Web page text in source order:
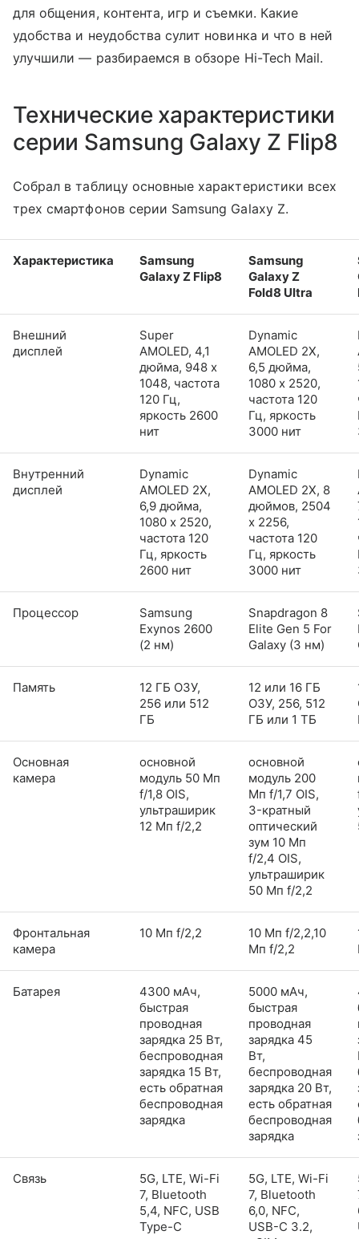
для общения, контента, игр и съемки. Какие
удобства и неудобства сулит новинка и что в ней
улучшили — разбираемся в обзоре Hi-Tech Mail.
Технические характеристики
серии Samsung Galaxy Z Flip8
Собрал в таблицу основные характеристики всех
трех смартфонов серии Samsung Galaxy Z.
Характеристика
Samsung
Galaxy Z Flip8
Samsung
Galaxy Z
Fold8 Ultra
Внешний
дисплей
Super
AMOLED, 4,1
дюйма, 948 x
1048, частота
120 Гц,
яркость 2600
нит
Dynamic
AMOLED 2X,
6,5 дюйма,
1080 x 2520,
частота 120
Гц, яркость
3000 нит
Внутренний
дисплей
Dynamic
AMOLED 2X,
6,9 дюйма,
1080 x 2520,
частота 120
Гц, яркость
2600 нит
Dynamic
AMOLED 2X, 8
дюймов, 2504
x 2256,
частота 120
Гц, яркость
3000 нит
Процессор
Samsung
Exynos 2600
(2 нм)
Snapdragon 8
Elite Gen 5 For
Galaxy (3 нм)
Память
12 ГБ ОЗУ,
256 или 512
ГБ
12 или 16 ГБ
ОЗУ, 256, 512
ГБ или 1 ТБ
Основная
камера
основной
модуль 50 Мп
f/1,8 OIS,
ультраширик
12 Мп f/2,2
основной
модуль 200
Мп f/1,7 OIS,
3-кратный
оптический
зум 10 Мп
f/2,4 OIS,
ультраширик
50 Мп f/2,2
Фронтальная
камера
10 Мп f/2,2
10 Мп f/2,2,10
Мп f/2,2
Батарея
4300 мАч,
быстрая
проводная
зарядка 25 Вт,
беспроводная
зарядка 15 Вт,
есть обратная
беспроводная
зарядка
5000 мАч,
быстрая
проводная
зарядка 45
Вт,
беспроводная
зарядка 20 Вт,
есть обратная
беспроводная
зарядка
Связь
5G, LTE, Wi-Fi
7, Bluetooth
5,4, NFC, USB
Type-C
5G, LTE, Wi-Fi
7, Bluetooth
6,0, NFC,
USB-C 3.2,